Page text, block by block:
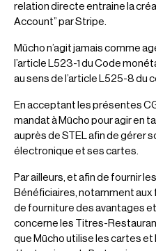
relation directe entraine la
Account” par Stripe.
Mūcho n’agit jamais comme
l’article L523-1 du Code
au sens de l’article L525-8 du
En acceptant les présentes
mandat à Mūcho pour agir en
auprès de STEL afin de gérer
électronique et ses cartes.
Par ailleurs, et afin de fournir
Bénéficiaires, notamment
de fourniture des avantages
concerne les Titres-
que Mūcho utilise les cartes